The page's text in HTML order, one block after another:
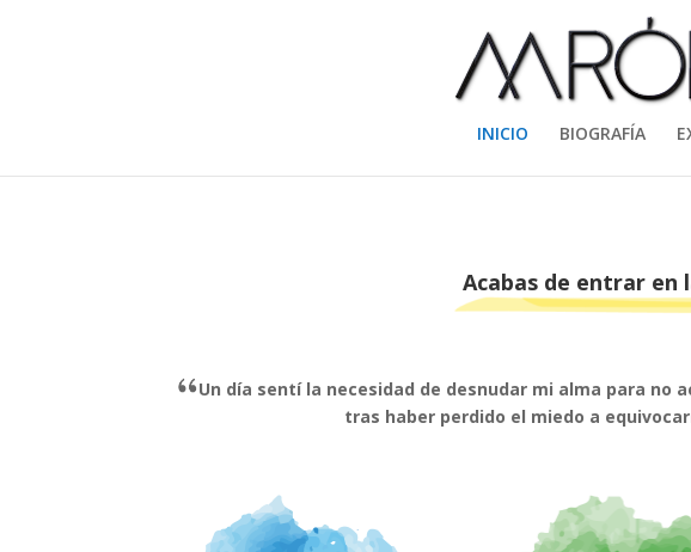
INICIO BIOGRAFÍA
Acabas de entrar
Un día sentí la necesidad de desnudar mi alma para no
tras haber perdido el miedo a